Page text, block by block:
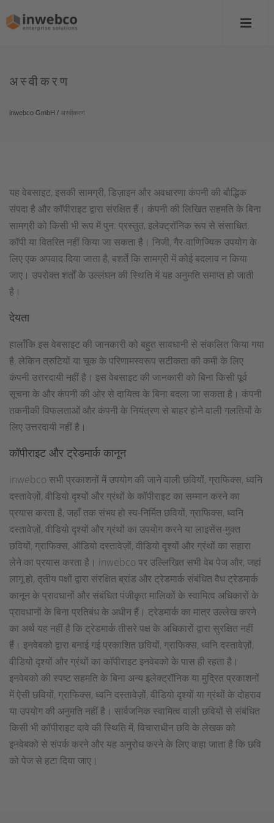
अस्वीकरण
inwebco GmbH / अस्वीकरण
यह वेबसाइट, इसकी सामग्री, डिज़ाइन और अवधारणा कंपनी की बौद्धिक
संपदा है और कॉपीराइट द्वारा संरक्षित हैं। कंपनी की लिखित सहमति के बिना
सामग्री को किसी भी रूप में पुन: प्रस्तुत, इलेक्ट्रॉनिक रूप से संसाधित,
कॉपी या वितरित नहीं किया जा सकता है। निजी, गैर-वाणिज्यिक उपयोग के
लिए एक अपवाद दिया जाता है, बशर्ते कि सामग्री में कोई बदलाव न किया
जाए। उपरोक्त शर्तों के उल्लंघन की स्थिति में यह अनुमति समाप्त हो जाती
है।
देयता
हालाँकि इस वेबसाइट की जानकारी को बहुत सावधानी से संकलित किया गया
है, लेकिन त्रुटियों या चूक के परिणामस्वरूप सटीकता की कमी के लिए
कंपनी उत्तरदायी नहीं है। इस वेबसाइट की जानकारी को बिना किसी पूर्व
सूचना के और कंपनी की ओर से दायित्व के बिना बदला जा सकता है। कंपनी
तकनीकी विफलताओं और कंपनी के नियंत्रण से बाहर होने वाली गलतियों के
लिए उत्तरदायी नहीं है।
कॉपीराइट और ट्रेडमार्क कानून
inwebco सभी प्रकाशनों में उपयोग की जाने वाली छवियों, ग्राफिक्स, ध्वनि
दस्तावेज़ों, वीडियो दृश्यों और ग्रंथों के कॉपीराइट का सम्मान करने का
प्रयास करता है, जहाँ तक संभव हो स्व-निर्मित छवियों, ग्राफिक्स, ध्वनि
दस्तावेज़ों, वीडियो दृश्यों और ग्रंथों का उपयोग करने या लाइसेंस-मुक्त
छवियों, ग्राफिक्स, ऑडियो दस्तावेज़ों, वीडियो दृश्यों और ग्रंथों का सहारा
लेने का प्रयास करता है। inwebco पर उल्लिखित सभी वेब पेज और, जहां
लागू हो, तृतीय पक्षों द्वारा संरक्षित ब्रांड और ट्रेडमार्क संबंधित वैध ट्रेडमार्क
कानून के प्रावधानों और संबंधित पंजीकृत मालिकों के स्वामित्व अधिकारों के
प्रावधानों के बिना प्रतिबंध के अधीन हैं। ट्रेडमार्क का मात्र उल्लेख करने
का अर्थ यह नहीं है कि ट्रेडमार्क तीसरे पक्ष के अधिकारों द्वारा सुरक्षित नहीं
हैं। इनवेबको द्वारा बनाई गई प्रकाशित छवियों, ग्राफिक्स, ध्वनि दस्तावेज़ों,
वीडियो दृश्यों और ग्रंथों का कॉपीराइट इनवेबको के पास ही रहता है।
इनवेबको की स्पष्ट सहमति के बिना अन्य इलेक्ट्रॉनिक या मुद्रित प्रकाशनों
में ऐसी छवियों, ग्राफिक्स, ध्वनि दस्तावेज़ों, वीडियो दृश्यों या ग्रंथों के दोहराव
या उपयोग की अनुमति नहीं है। सार्वजनिक स्वामित्व वाली छवियों से संबंधित
किसी भी कॉपीराइट दावे की स्थिति में, विचाराधीन छवि के लेखक को
इनवेबको से संपर्क करने और यह अनुरोध करने के लिए कहा जाता है कि छवि
को पेज से हटा दिया जाए।